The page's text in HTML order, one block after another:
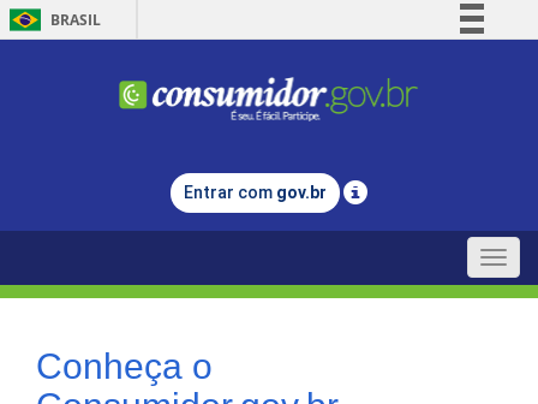
BRASIL
Comunica BR
Legislação
Entrar com gov.br
Toggle
Conheça o